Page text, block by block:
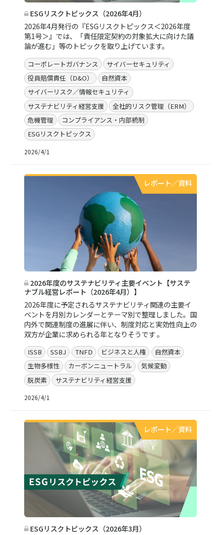
ESGリスクトピックス（2026年4月）
2026年4月発行の『ESGリスクトピックス＜2026年度
第1号＞』では、「責任限定契約の対象拡大に向けた議
論が進む」等のトピックを取り上げています。
コーポレートガバナンス
サイバーセキュリティ
役員賠償責任（D&O）
自然資本
サイバーリスク／情報セキュリティ
サステナビリティ経営支援
全社的リスク管理（ERM）
危機管理
コンプライアンス・内部統制
ESGリスクトピックス
2026/4/1
レポート／資料
2026年度のサステナビリティ主要イベント【サステ
ナブル経営レポート（2026年4月）】
2026年度に予定されるサステナビリティ関連の主要イ
ベントを月別カレンダーとテーマ別で整理しました。国
内外で関連制度の進展に伴い、制度対応と実効性向上の
双方が企業に求められる年となりそうです 。
ISSB SSBJ TNFD ビジネスと人権
自然資本
生物多様性
カーボンニュートラル
気候変動
脱炭素
サステナビリティ経営支援
2026/4/1
レポート／資料
ESGリスクトピックス（2026年3月）